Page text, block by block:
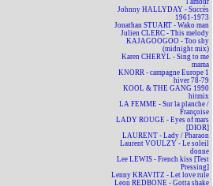
l'amour
Johnny HALLYDAY - Succès
1961-1973
Jonathan STUART - Wako man
Julien CLERC - This melody
KAJAGOOGOO - Too shy
(midnight mix)
Karen CHERYL - Sing to me
mama
KNORR - campagne Europe 1
hiver 78-79
KOOL & THE GANG 1990
hitmix
LA FEMME - Sur la planche /
Françoise
LADY ROUGE - Eyes of mars
[DIOR]
LAURENT - Lady / Pharaon
Laurent VOULZY - Le soleil
donne
Lee LEWIS - French kiss [Test
Pressing]
Lenny KRAVITZ - Let love rule
Leon REDBONE - Gotta shake